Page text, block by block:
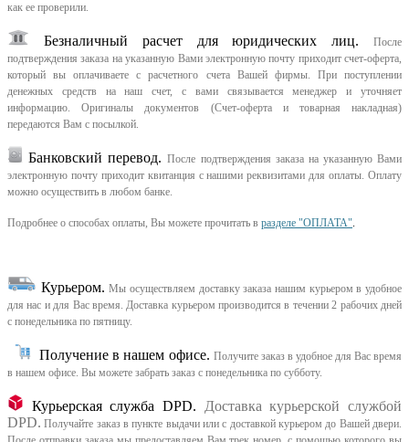
как ее проверили.
Безналичный расчет для юридических лиц.
После
подтверждения заказа на указанную Вами электронную почту приходит счет-оферта,
который вы оплачиваете с расчетного счета Вашей фирмы. При поступлении
денежных средств на наш счет, с вами связывается менеджер и уточняет
информацию. Оригиналы документов (Счет-оферта и товарная накладная)
передаются Вам с посылкой.
Банковский перевод. После подтверждения заказа на указанную Вами
электронную почту приходит квитанция с нашими реквизитами для оплаты. Оплату
можно осуществить в любом банке.
Подробнее о способах оплаты, Вы можете прочитать в разделе "ОПЛАТА".
Курьером. Мы осуществляем доставку заказа нашим курьером в удобное
для нас и для Вас время.Доставка курьером производится в течении 2 рабочих дней
с понедельника по пятницу.
Получение в нашем офисе. Получите заказ в удобное для Вас время
в нашем офисе. Вы можете забрать заказ с понедельника по субботу.
Курьерская служба DPD.
Доставка курьерской службой
DPD. Получайте заказ в пункте выдачи или с доставкой курьером до Вашей двери.